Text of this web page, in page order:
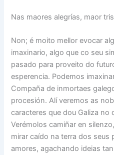
Nas maores alegrías, maor
Non; é moito mellor evocar
imaxinario, algo que co seu
pasado para proveito do
esperencia. Podemos
Compaña de inmortaes
procesión. Alí veremos as
caracteres que dou Galiza no
Verémolos camiñar en
mirar caído na terra dos seus
amores, agachando ideias